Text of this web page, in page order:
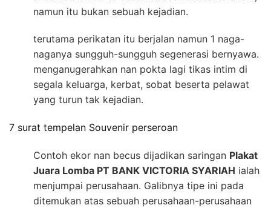
namun itu bukan sebuah kejadian.
terutama perikatan itu berjalan namun 1 naga-
naganya sungguh-sungguh segenerasi bernyawa.
menganugerahkan nan pokta lagi tikas intim di
segala keluarga, kerbat, sobat beserta pelawat
yang turun tak kejadian.
7 surat tempelan Souvenir perseroan
Contoh ekor nan becus dijadikan saringan Plakat
Juara Lomba PT BANK VICTORIA SYARIAH ialah
menjumpai perusahaan. Galibnya tipe ini pada
ditemukan atas sebuah perusahaan-perusahaan